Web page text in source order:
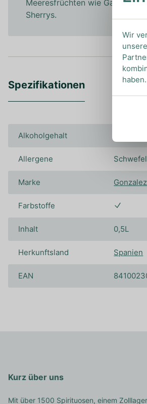
Meeresfrüchten wie Garnelen
Sherrys.
Spezifikationen
Alkoholgehalt
Allergene
Marke
Farbstoffe
Inhalt 0,5L
Herkunftsland Spanien
EAN
Kurz über uns
Mit über 1500 Spirituosen, einem Zolllager
Wir
haben.